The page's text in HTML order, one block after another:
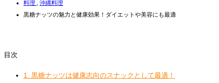
料理 , 沖縄料理
黒糖ナッツの魅力と健康効果！ダイエットや美容にも最適
目次
1. 黒糖ナッツは健康志向のスナックとして最適！